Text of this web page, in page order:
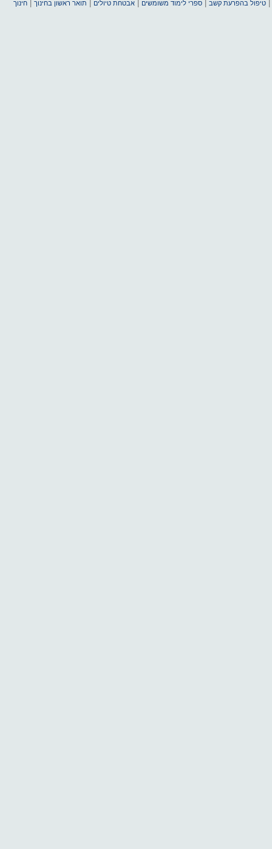
|טיפול בהפרעת קשב |ספרי לימוד משומשים |אבטחת טיולים תואר ראשון בחינוך |חינוך